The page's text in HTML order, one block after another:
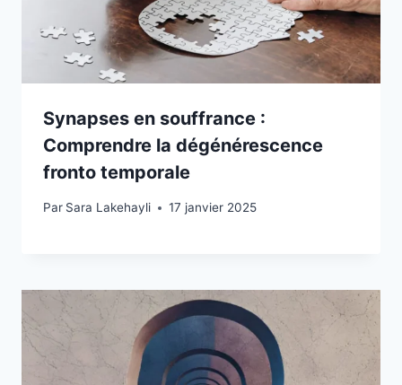
Synapses en souffrance :
Comprendre la dégénérescence
fronto temporale
Par Sara Lakehayli 17 janvier 2025